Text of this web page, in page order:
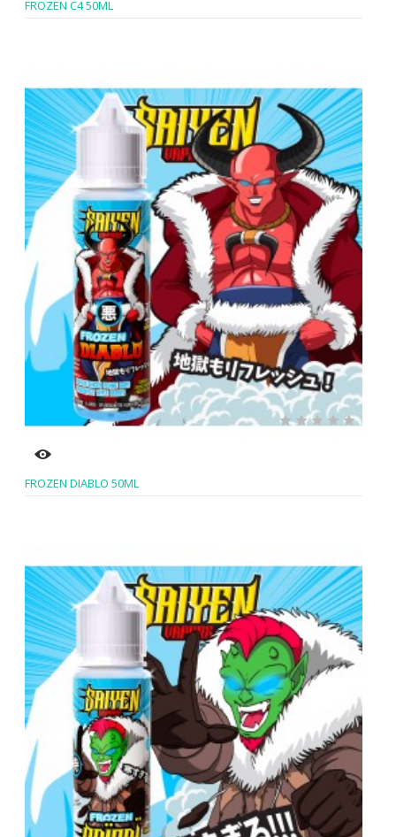
FROZEN C4 50ML
FROZEN DIABLO 50ML